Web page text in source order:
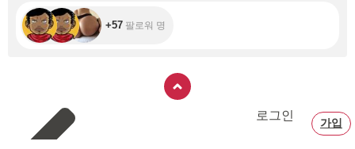
+57 팔로워 명
로그인
가입